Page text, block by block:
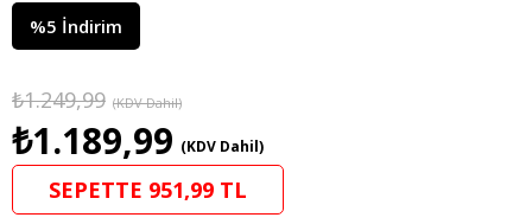
%5 İndirim
₺1.249,99 (KDV Dahil)
₺1.189,99 (KDV Dahil)
SEPETTE 951,99 TL